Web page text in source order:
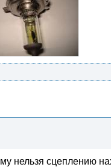
нельзя сцеплению